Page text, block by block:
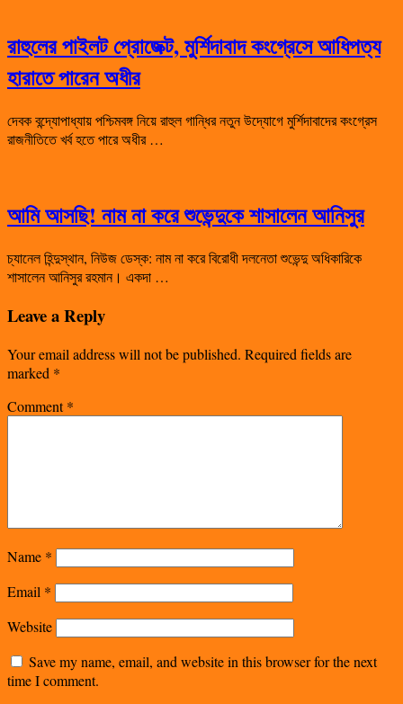
রাহুলের পাইলট প্রোজেক্ট, মুর্শিদাবাদ কংগ্রেসে আধিপত্য
হারাতে পারেন অধীর
দেবক বন্দ্যোপাধ্যায় পশ্চিমবঙ্গ নিয়ে রাহুল গান্ধির নতুন উদ্যোগে মুর্শিদাবাদের কংগ্রেস
রাজনীতিতে খর্ব হতে পারে অধীর …
আমি আসছি! নাম না করে শুভেন্দুকে শাসালেন আনিসুর
চ্যানেল হিন্দুস্থান, নিউজ ডেস্ক: নাম না করে বিরোধী দলনেতা শুভেন্দু অধিকারিকে
শাসালেন আনিসুর রহমান। একদা …
Leave a Reply
Your email address will not be published. Required fields are
marked *
Comment*
Name *
Email *
Website
Save my name, email, and website in this browser for the next
time I comment.